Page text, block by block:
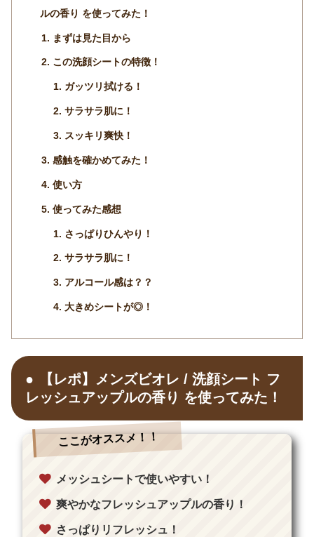
ルの香り を使ってみた！
まずは見た目から
この洗顔シートの特徴！
ガッツリ拭ける！
サラサラ肌に！
スッキリ爽快！
感触を確かめてみた！
使い方
使ってみた感想
さっぱりひんやり！
サラサラ肌に！
アルコール感は？？
大きめシートが◎！
【レポ】メンズビオレ / 洗顔シート フ
レッシュアップルの香り を使ってみた！
ここがオススメ！！
メッシュシートで使いやすい！
爽やかなフレッシュアップルの香り！
さっぱりリフレッシュ！